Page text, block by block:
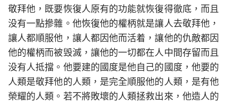
敬拜他，既要恢復人原有的功能就恢復得徹底，而且
没有一點摻雜。他恢復他的權柄就是讓人去敬拜他，
讓人都順服他，讓人都因他而活着，讓他的仇敵都因
他的權柄而被毁滅，讓他的一切都在人中間存留而且
没有人抵擋。他要建的國度是他自己的國度，他要的
人類是敬拜他的人類，是完全順服他的人類，是有他
榮耀的人類。若不將敗壞的人類拯救出來，他造人的